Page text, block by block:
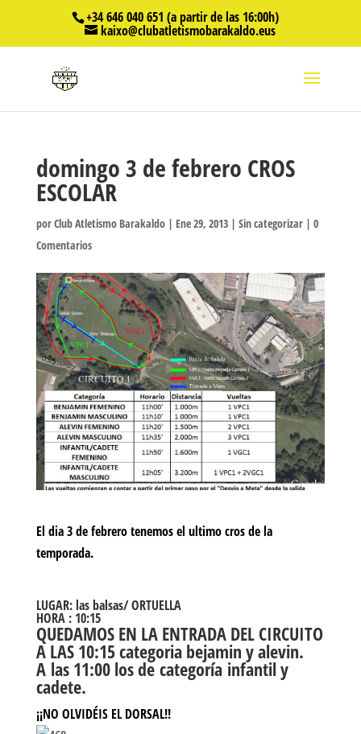
+34 646 040 651 (a partir de las 16:00h)
kaixo@clubatletismobarakaldo.eus
domingo 3 de febrero CROS
ESCOLAR
porClub Atletismo Barakaldo| Ene 29, 2013| Sin categorizar| 0
Comentarios
El dia 3 de febrero tenemos el ultimo cros de la
temporada.
LUGAR: las balsas/ ORTUELLA
HORA : 10:15
QUEDAMOS EN LA ENTRADA DEL CIRCUITO
A LAS 10:15 categoria bejamin y alevin.
A las 11:00 los de categoría infantil y
cadete.
¡¡NO OLVIDÉIS EL DORSAL!!